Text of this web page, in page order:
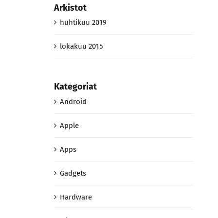
Arkistot
huhtikuu 2019
lokakuu 2015
Kategoriat
Android
Apple
Apps
Gadgets
Hardware